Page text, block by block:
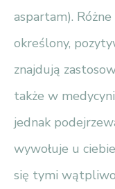
aspartam).
określony,
znajdują
także w
jednak
wywołuje u
się tymi